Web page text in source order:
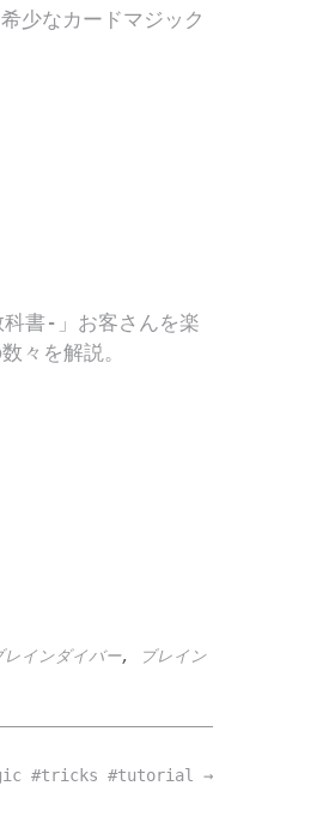
レインダイバー,
ブレイン
#tricks #tutorial →